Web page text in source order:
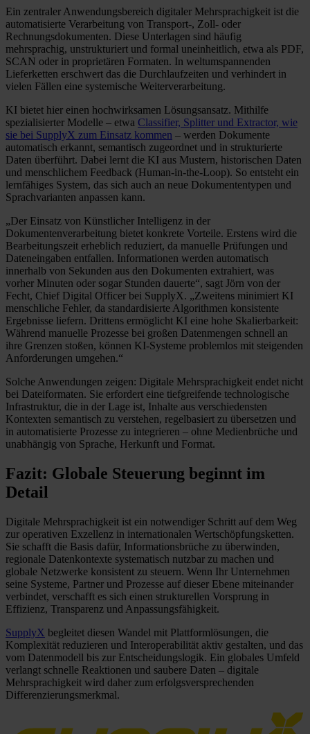
Ein zentraler Anwendungsbereich digitaler Mehrsprachigkeit ist die
automatisierte Verarbeitung von Transport-, Zoll- oder
Rechnungsdokumenten. Diese Unterlagen sind häufig
mehrsprachig, unstrukturiert und formal uneinheitlich, etwa als PDF,
SCAN oder in proprietären Formaten. In weltumspannenden
Lieferketten erschwert das die Durchlaufzeiten und verhindert in
vielen Fällen eine systemische Weiterverarbeitung.
KI bietet hier einen hochwirksamen Lösungsansatz. Mithilfe
spezialisierter Modelle – etwa Classifier, Splitter und Extractor, wie
sie bei SupplyX zum Einsatz kommen – werden Dokumente
automatisch erkannt, semantisch zugeordnet und in strukturierte
Daten überführt. Dabei lernt die KI aus Mustern, historischen Daten
und menschlichem Feedback (Human-in-the-Loop). So entsteht ein
lernfähiges System, das sich auch an neue Dokumententypen und
Sprachvarianten anpassen kann.
„Der Einsatz von Künstlicher Intelligenz in der
Dokumentenverarbeitung bietet konkrete Vorteile. Erstens wird die
Bearbeitungszeit erheblich reduziert, da manuelle Prüfungen und
Dateneingaben entfallen. Informationen werden automatisch
innerhalb von Sekunden aus den Dokumenten extrahiert, was
vorher Minuten oder sogar Stunden dauerte“, sagt Jörn von der
Fecht, Chief Digital Officer bei SupplyX. „Zweitens minimiert KI
menschliche Fehler, da standardisierte Algorithmen konsistente
Ergebnisse liefern. Drittens ermöglicht KI eine hohe Skalierbarkeit:
Während manuelle Prozesse bei großen Datenmengen schnell an
ihre Grenzen stoßen, können KI-Systeme problemlos mit steigenden
Anforderungen umgehen.“
Solche Anwendungen zeigen: Digitale Mehrsprachigkeit endet nicht
bei Dateiformaten. Sie erfordert eine tiefgreifende technologische
Infrastruktur, die in der Lage ist, Inhalte aus verschiedensten
Kontexten semantisch zu verstehen, regelbasiert zu übersetzen und
in automatisierte Prozesse zu integrieren – ohne Medienbrüche und
unabhängig von Sprache, Herkunft und Format.
Fazit: Globale Steuerung beginnt im
Detail
Digitale Mehrsprachigkeit ist ein notwendiger Schritt auf dem Weg
zur operativen Exzellenz in internationalen Wertschöpfungsketten.
Sie schafft die Basis dafür, Informationsbrüche zu überwinden,
regionale Datenkontexte systematisch nutzbar zu machen und
globale Netzwerke konsistent zu steuern. Wenn Ihr Unternehmen
seine Systeme, Partner und Prozesse auf dieser Ebene miteinander
verbindet, verschafft es sich einen strukturellen Vorsprung in
Effizienz, Transparenz und Anpassungsfähigkeit.
SupplyX begleitet diesen Wandel mit Plattformlösungen, die
Komplexität reduzieren und Interoperabilität aktiv gestalten, und das
vom Datenmodell bis zur Entscheidungslogik. Ein globales Umfeld
verlangt schnelle Reaktionen und saubere Daten – digitale
Mehrsprachigkeit wird daher zum erfolgsversprechenden
Differenzierungsmerkmal.